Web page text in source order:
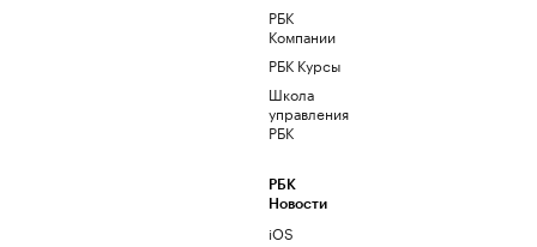
РБК
Компании
РБК Курсы
Школа
управления
РБК
РБК
Новости
iOS